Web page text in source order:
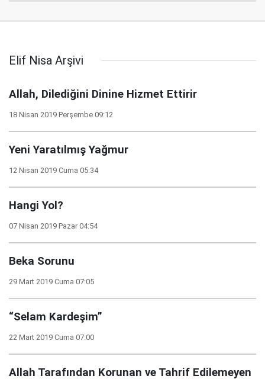
Elif Nisa Arşivi
Allah, Dilediğini Dinine Hizmet Ettirir
18 Nisan 2019 Perşembe 09:12
Yeni Yaratılmış Yağmur
12 Nisan 2019 Cuma 05:34
Hangi Yol?
07 Nisan 2019 Pazar 04:54
Beka Sorunu
29 Mart 2019 Cuma 07:05
“Selam Kardeşim”
22 Mart 2019 Cuma 07:00
Allah Tarafından Korunan ve Tahrif Edilemeyen